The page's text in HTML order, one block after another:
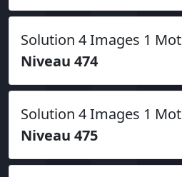
Solution 4 Images 1 Mot
Niveau 474
Solution 4 Images 1 Mot
Niveau 475